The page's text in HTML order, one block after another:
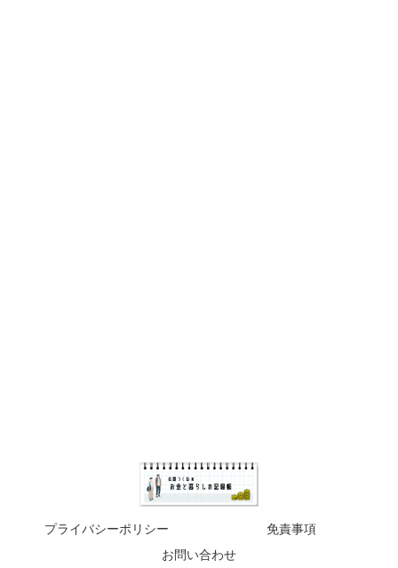
プライバシーポリシー
免責事項
お問い合わせ